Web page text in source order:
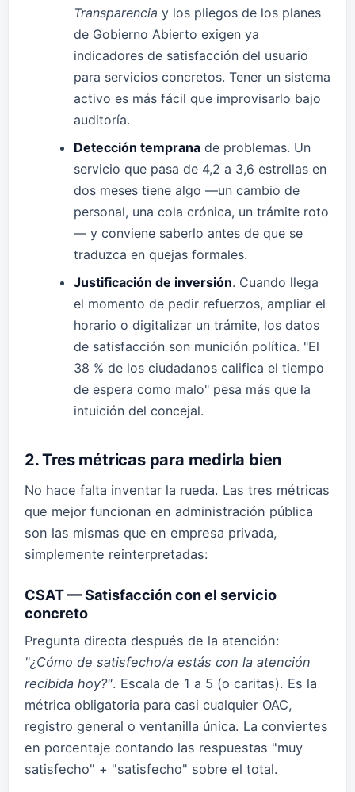
Transparencia y los pliegos de los planes
de Gobierno Abierto exigen ya
indicadores de satisfacción del usuario
para servicios concretos. Tener un sistema
activo es más fácil que improvisarlo bajo
auditoría.
Detección temprana de problemas. Un
servicio que pasa de 4,2 a 3,6 estrellas en
dos meses tiene algo —un cambio de
personal, una cola crónica, un trámite roto
— y conviene saberlo antes de que se
traduzca en quejas formales.
Justificación de inversión. Cuando llega
el momento de pedir refuerzos, ampliar el
horario o digitalizar un trámite, los datos
de satisfacción son munición política. "El
38 % de los ciudadanos califica el tiempo
de espera como malo" pesa más que la
intuición del concejal.
2. Tres métricas para medirla bien
No hace falta inventar la rueda. Las tres métricas
que mejor funcionan en administración pública
son las mismas que en empresa privada,
simplemente reinterpretadas:
CSAT — Satisfacción con el servicio
concreto
Pregunta directa después de la atención:
"¿Cómo de satisfecho/a estás con la atención
recibida hoy?". Escala de 1 a 5 (o caritas). Es la
métrica obligatoria para casi cualquier OAC,
registro general o ventanilla única. La conviertes
en porcentaje contando las respuestas "muy
satisfecho" + "satisfecho" sobre el total.